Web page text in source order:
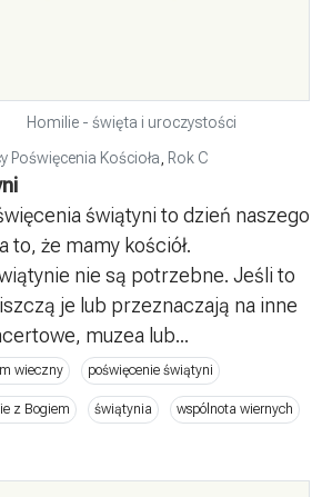
Homilie - święta i uroczystości
Poświęcenia Kościoła, Rok C
świątyni to dzień naszego
to, że mamy kościół.
nie są potrzebne. Jeśli to
je lub przeznaczają na inne
muzea lub...
wieczny poświęcenie świątyni
z Bogiem świątynia wspólnota wiernych